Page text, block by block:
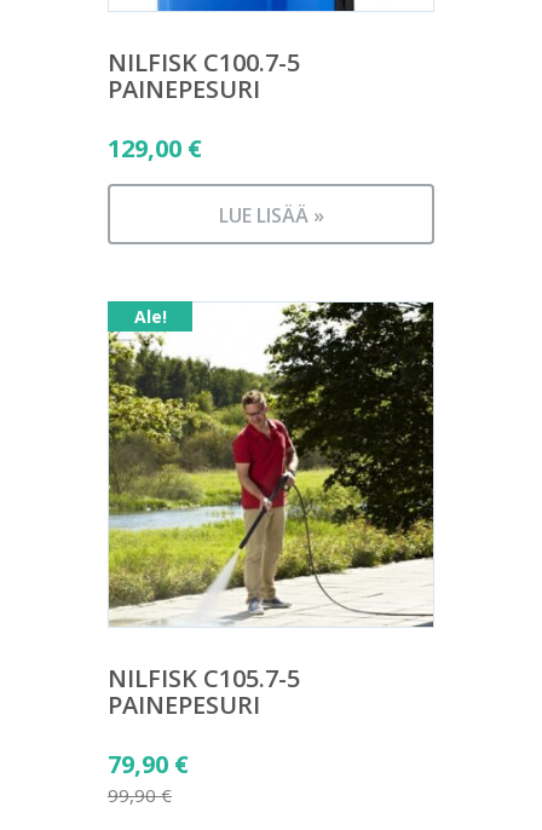
NILFISK C100.7-5
PAINEPESURI
129,00 €
LUE LISÄÄ »
Ale!
NILFISK C105.7-5
PAINEPESURI
99,90€
Alkuperäinen
hinta
79,90 €